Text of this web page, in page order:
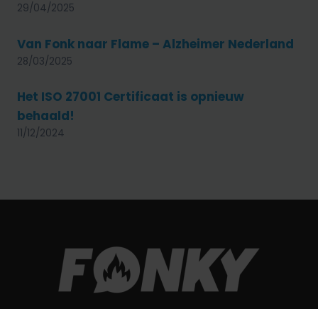
29/04/2025
Van Fonk naar Flame – Alzheimer Nederland
28/03/2025
Het ISO 27001 Certificaat is opnieuw
behaald!
11/12/2024